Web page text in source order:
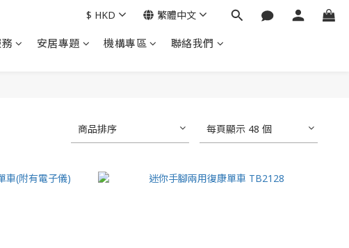
安居專題 機構專區 聯絡我們
$ HKD 繁體中文
商品排序 每頁顯示 48 個